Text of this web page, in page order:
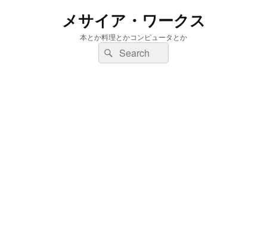
メサイア・ワークス
本とか料理とかコンピュータとか
検
索:
検
索